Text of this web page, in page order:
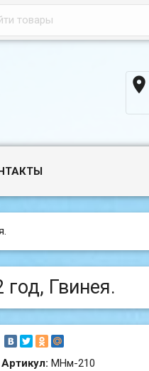

Гвинея.
Артикул:МНм-210